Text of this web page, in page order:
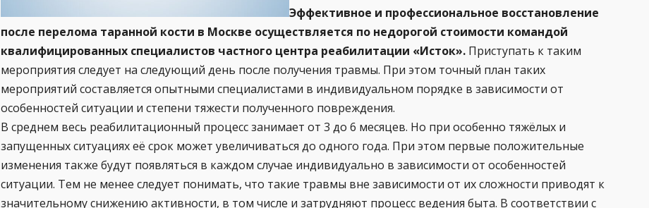
Эффективное и профессиональное восстановление
после перелома таранной кости в Москве осуществляется по недорогой стоимости командой
квалифицированных специалистов частного центра реабилитации «Исток». Приступать к таким
мероприятия следует на следующий день после получения травмы. При этом точный план таких
мероприятий составляется опытными специалистами в индивидуальном порядке в зависимости от
особенностей ситуации и степени тяжести полученного повреждения.
В среднем весь реабилитационный процесс занимает от 3 до 6 месяцев. Но при особенно тяжёлых и
запущенных ситуациях её срок может увеличиваться до одного года. При этом первые положительные
изменения также будут появляться в каждом случае индивидуально в зависимости от особенностей
ситуации. Тем не менее следует понимать, что такие травмы вне зависимости от их сложности приводят к
значительному снижению активности, в том числе и затрудняют процесс ведения быта. В соответствии с